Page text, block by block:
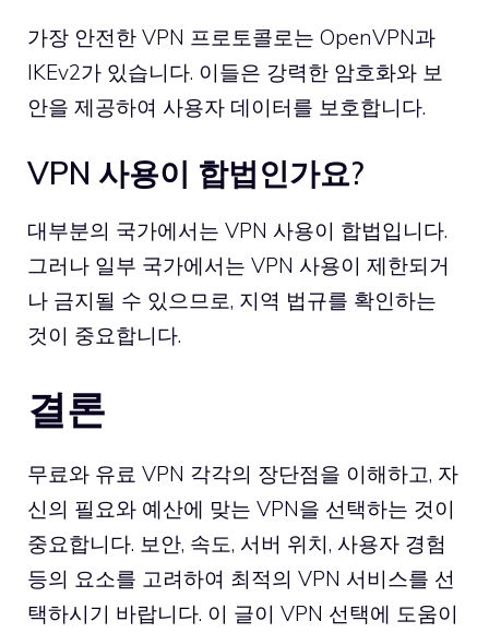
가장 안전한 VPN 프로토콜로는 OpenVPN과
IKEv2가 있습니다. 이들은 강력한 암호화와 보
안을 제공하여 사용자 데이터를 보호합니다.
VPN 사용이 합법인가요?
대부분의 국가에서는 VPN 사용이 합법입니다.
그러나 일부 국가에서는 VPN 사용이 제한되거
나 금지될 수 있으므로, 지역 법규를 확인하는
것이 중요합니다.
결론
무료와 유료 VPN 각각의 장단점을 이해하고, 자
신의 필요와 예산에 맞는 VPN을 선택하는 것이
중요합니다. 보안, 속도, 서버 위치, 사용자 경험
등의 요소를 고려하여 최적의 VPN 서비스를 선
택하시기 바랍니다. 이 글이 VPN 선택에 도움이